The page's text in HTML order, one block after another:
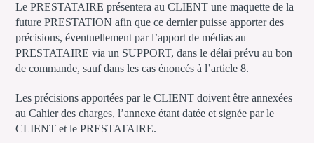
Le PRESTATAIRE présentera au CLIENT une maquette de la
future PRESTATION afin que ce dernier puisse apporter des
précisions, éventuellement par l’apport de médias au
PRESTATAIRE via un SUPPORT, dans le délai prévu au bon
de commande, sauf dans les cas énoncés à l’article 8.
Les précisions apportées par le CLIENT doivent être annexées
au Cahier des charges, l’annexe étant datée et signée par le
CLIENT et le PRESTATAIRE.